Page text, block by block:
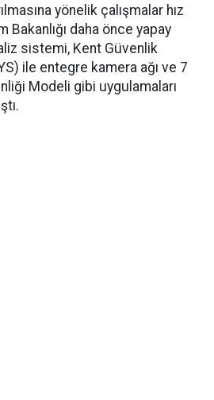
yönelik çalışmalar hız
Bakanlığı daha önce yapay
sistemi, Kent Güvenlik
ile entegre kamera ağı ve 7
Modeli gibi uygulamaları